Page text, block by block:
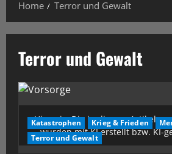
Home Terror und Gewalt
Terror und Gewalt
Hinweis: Die in diesem Artikel
wurden mit KI erstellt bzw. KI-
Katastrophen Krieg & Frieden
Terror und Gewalt